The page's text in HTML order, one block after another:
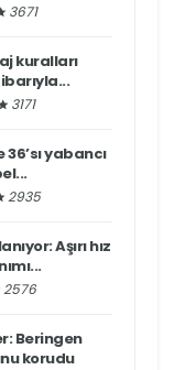
3671
kuralları
3171
yabancı
2935
Aşırı hız
2576
Beringen
korudu